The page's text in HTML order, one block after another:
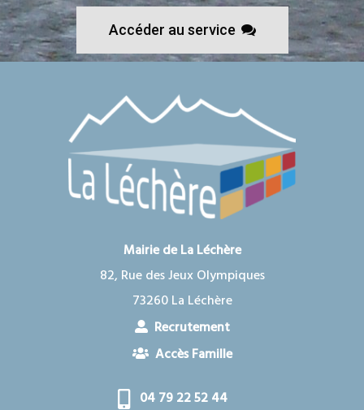
Accéder au service
Mairie de La Léchère
82, Rue des Jeux Olympiques
73260 La Léchère
Recrutement
Accès Famille
04 79 22 52 44